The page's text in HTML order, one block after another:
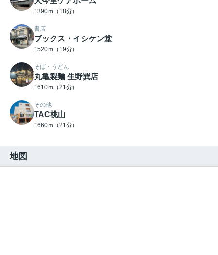
1390ｍ（18分）
書店
ブックス・イシケン堂
1520ｍ（19分）
そば・うどん
丸亀製麺 生野巽店
1610ｍ（21分）
その他
TAC桃山
1660ｍ（21分）
地図